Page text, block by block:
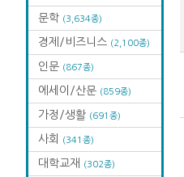
문학 (3,634종)
경제/비즈니스 (2,100종)
인문 (867종)
에세이/산문 (859종)
가정/생활 (691종)
사회 (341종)
대학교재 (302종)